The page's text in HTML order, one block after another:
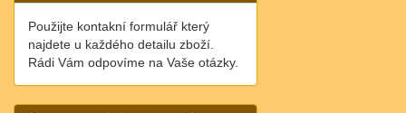
Použijte kontakní formulář který
najdete u každého detailu zboží.
Rádi Vám odpovíme na Vaše otázky.